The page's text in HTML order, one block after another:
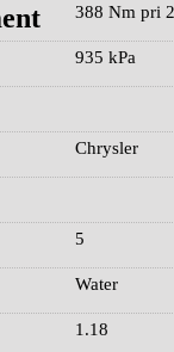
388 Nm pri
935 kPa
Chrysler
5
Water
1.18